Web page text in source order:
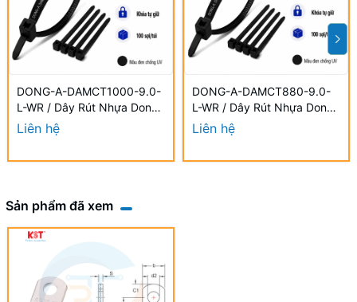
DONG-A-DAMCT1000-9.0-
L-WR / Dây Rút Nhựa Dong-
A 9.0×1000mm Chống UV
Liên hệ
DONG-A-DAMCT880-9.0-
L-WR / Dây Rút Nhựa Dong-
A 9.0×880mm Chống UV
Liên hệ
Sản phẩm đã xem